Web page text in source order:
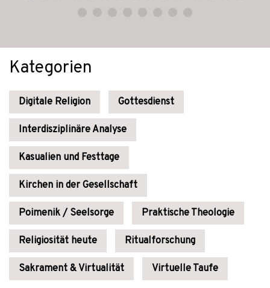
Kategorien
Digitale Religion Gottesdienst
Interdisziplinäre Analyse
Kasualien und Festtage
Kirchen in der Gesellschaft
Poimenik / Seelsorge Praktische Theologie
Religiosität heute Ritualforschung
Sakrament & Virtualität Virtuelle Taufe